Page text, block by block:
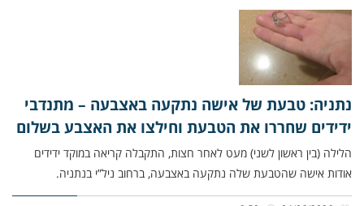
נתניה: טבעת של אישה נתקעה באצבעה – מתנדבי
ידידים שחררו את הטבעת וחילצו את האצבע בשלום
הלילה (בין ראשון לשני) מעט לאחר חצות, התקבלה קריאה במוקד ידידים
אודות אישה שהטבעת שלה נתקעה באצבעה, ברחוב ניל”י בנתניה.